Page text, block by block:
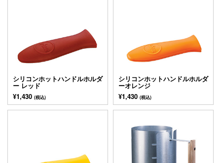
シリコンホットハンドルホルダ
ー レッド
¥1,430 (税込)
シリコンホットハンドルホルダ
ーオレンジ
¥1,430 (税込)